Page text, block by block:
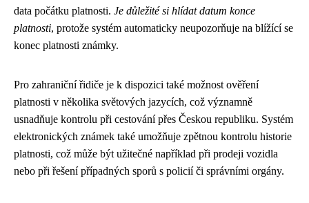
data počátku platnosti. Je důležité si hlídat datum konce
platnosti, protože systém automaticky neupozorňuje na blížící se
konec platnosti známky.
Pro zahraniční řidiče je k dispozici také možnost ověření
platnosti v několika světových jazycích, což významně
usnadňuje kontrolu při cestování přes Českou republiku. Systém
elektronických známek také umožňuje zpětnou kontrolu historie
platnosti, což může být užitečné například při prodeji vozidla
nebo při řešení případných sporů s policií či správními orgány.